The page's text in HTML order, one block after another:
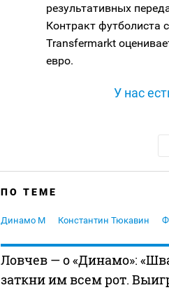
результативных
Контракт футболиста
Transfermarkt
евро.
У нас
ПО ТЕМЕ
Динамо М Константин Тюкавин
Ловчев — о «Динамо»:
заткни им всем рот.